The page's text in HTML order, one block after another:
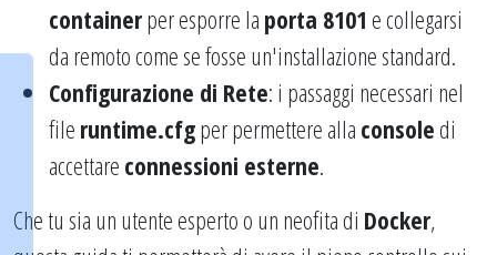
containerper esporre la porta 8101 e collegarsi
da remoto come se fosse un'installazione standard.
Configurazione di Rete: i passaggi necessari nel
file runtime.cfgper permettere alla consoledi
accettare connessioni esterne.
Che tu sia un utente esperto o un neofita di Docker,